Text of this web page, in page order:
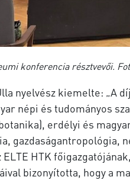
konferencia résztvevői.
nyelvész kiemelte: „A
népi és tudományos
erdélyi és
gazdaságantropológia,
ELTE HTK
bizonyította, hogy a